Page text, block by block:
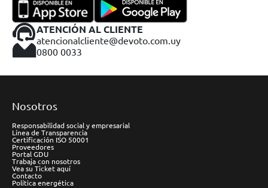
ATENCIÓN AL CLIENTE
atencionalcliente@devoto.com.uy
0800 0033
Nosotros
Responsabilidad social y empresarial
Línea de Transparencia
Certificación ISO 50001
Proveedores
Portal GDU
Trabaja con nosotros
Vea su Ticket aquí
Contacto
Política energética